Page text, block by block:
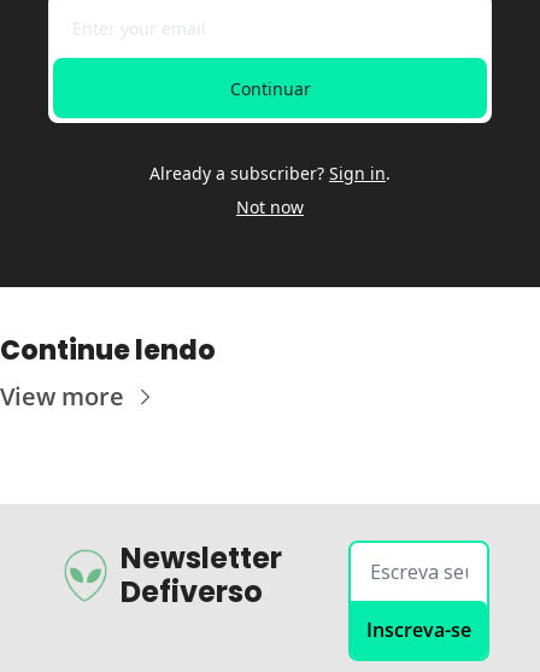
Continuar
Already a subscriber? Sign in.
Not now
Continue lendo
View more
Newsletter
Defiverso
Inscreva-se